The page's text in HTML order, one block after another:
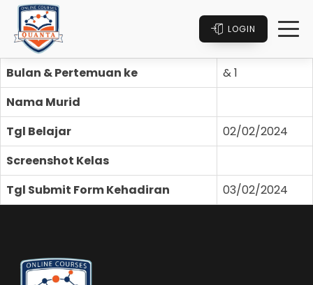
LOGIN
Bulan & Pertemuan ke
& 1
Nama Murid
Tgl Belajar
02/02/2024
Screenshot Kelas
Tgl Submit Form Kehadiran
03/02/2024